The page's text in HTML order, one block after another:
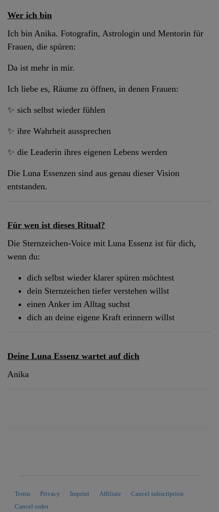
Wer ich bin
Ich bin Anika. Fotografin, Astrologin und Mentorin für
Frauen, die spüren:
Da ist mehr in mir.
Ich liebe es, Räume zu öffnen, in denen Frauen:
✨ sich selbst wieder fühlen
✨ ihre Wahrheit aussprechen
✨ die Leaderin ihres eigenen Lebens werden
Die Luna Essenzen sind aus genau dieser Vision
entstanden.
Für wen ist dieses Ritual?
Die Sternzeichen-Voice mit Luna Essenz ist für dich,
wenn du:
dich selbst wieder klarer spüren möchtest
dein Sternzeichen tiefer verstehen willst
einen Anker im Alltag suchst
dich an deine eigene Kraft erinnern willst
Deine Luna Essenz wartet auf dich
Anika
Terms Privacy Imprint Affiliate
Cancel subscription
Cancel order